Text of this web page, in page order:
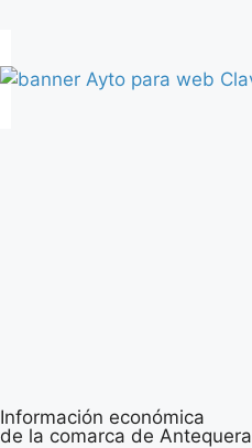
Información económica
de la comarca de Antequera